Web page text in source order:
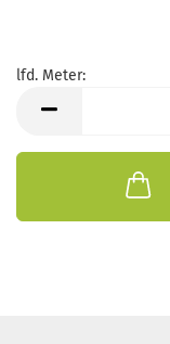
lfd. Meter:
Meter